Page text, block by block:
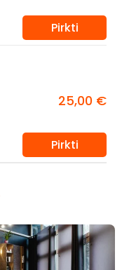
Pirkti
25,00 €
Pirkti